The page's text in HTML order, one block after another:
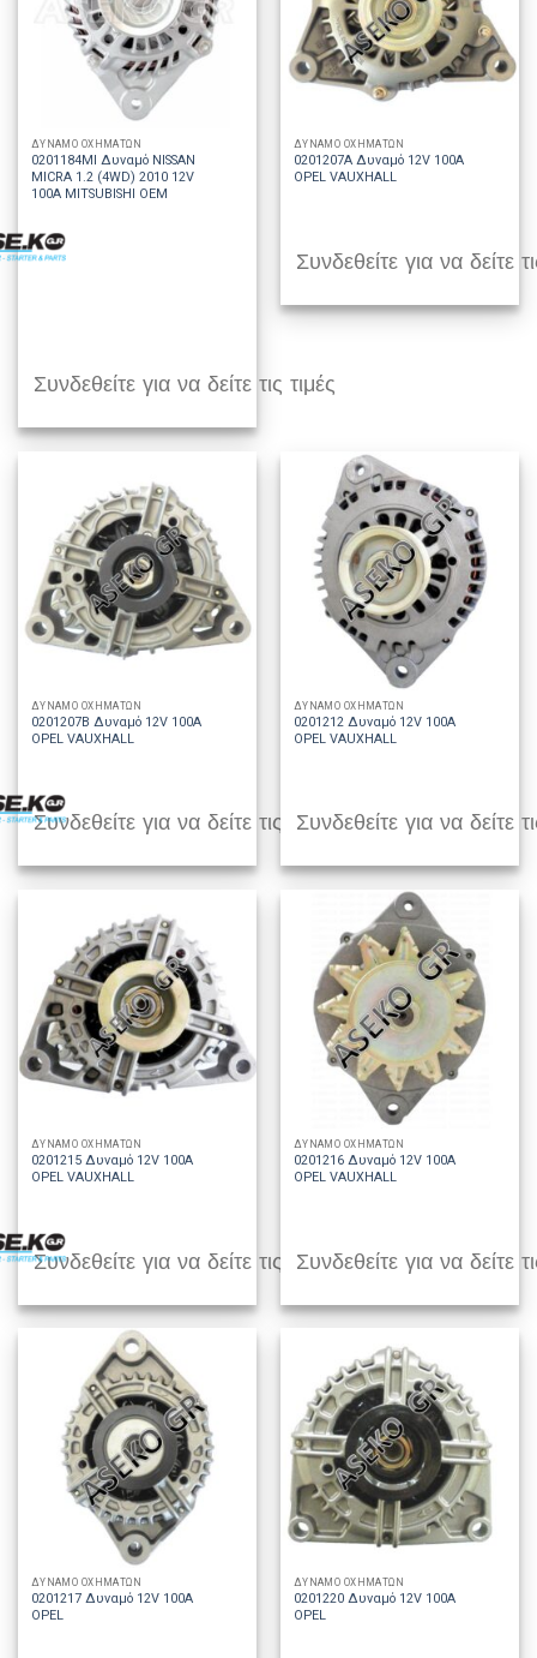
ΔΥΝΑΜΟ ΟΧΗΜΑΤΩΝ
0201184MI Δυναμό NISSAN
MICRA 1.2 (4WD) 2010 12V
100A MITSUBISHI OEM
Συνδεθείτε για να δείτε τις τιμές
ΔΥΝΑΜΟ ΟΧΗΜΑΤΩΝ
0201207A Δυναμό 12V 100A
OPEL VAUXHALL
Συνδεθείτε για να δείτε
ΔΥΝΑΜΟ ΟΧΗΜΑΤΩΝ
0201207B Δυναμό 12V 100A
OPEL VAUXHALL
Συνδεθείτε για να δείτε τις τιμές
ΔΥΝΑΜΟ ΟΧΗΜΑΤΩΝ
0201212 Δυναμό 12V 100A
OPEL VAUXHALL
Συνδεθείτε για να δείτε
ΔΥΝΑΜΟ ΟΧΗΜΑΤΩΝ
0201215 Δυναμό 12V 100A
OPEL VAUXHALL
Συνδεθείτε για να δείτε τις τιμές
ΔΥΝΑΜΟ ΟΧΗΜΑΤΩΝ
0201216 Δυναμό 12V 100A
OPEL VAUXHALL
Συνδεθείτε για να δείτε
ΔΥΝΑΜΟ ΟΧΗΜΑΤΩΝ
0201217 Δυναμό 12V 100A
OPEL
ΔΥΝΑΜΟ ΟΧΗΜΑΤΩΝ
0201220 Δυναμό 12V 100A
OPEL